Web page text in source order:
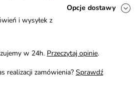
Opcje dostawy
i wysyłek z
w 24h. Przeczytaj opinie.
realizacji zamówienia? Sprawdź